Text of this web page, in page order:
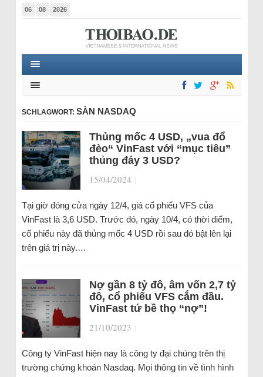
06 08 2026
SCHLAGWORT: SÀN NASDAQ
Thủng mốc 4 USD, „vua đổ
đèo“ VinFast với “mục tiêu”
thủng đáy 3 USD?
15/04/2024 |
Tại giờ đóng cửa ngày 12/4, giá cổ phiếu VFS của
VinFast là 3,6 USD. Trước đó, ngày 10/4, có thời điểm,
cổ phiếu này đã thủng mốc 4 USD rồi sau đó bật lên lại
trên giá trị này.…
Nợ gần 8 tỷ đô, âm vốn 2,7 tỷ
đô, cổ phiếu VFS cắm đầu.
VinFast tứ bề thọ “nợ”!
21/10/2023 |
Công ty VinFast hiện nay là công ty đại chúng trên thị
trường chứng khoán Nasdaq. Mọi thông tin về tình hình